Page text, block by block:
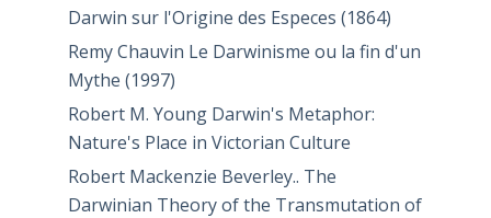
Darwin sur l'Origine des Especes (1864)
Remy Chauvin Le Darwinisme ou la fin d'un
Mythe (1997)
Robert M. Young Darwin's Metaphor:
Nature's Place in Victorian Culture
Robert Mackenzie Beverley.. The
Darwinian Theory of the Transmutation of